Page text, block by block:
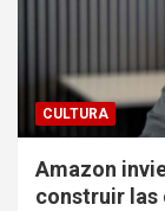
CULTURA
Amazon
construir las